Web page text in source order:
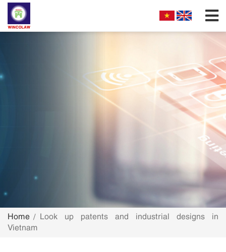
PARTNERS & ASSOCIATES
SEARCH INTELECTUAL PROPERTY
CONTACT
Home
Look up patents and industrial designs in
Vietnam